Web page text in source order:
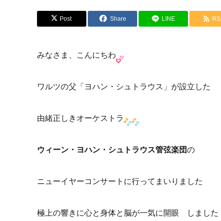
Post Share LINE
みなさま、こんにちわ
ワルツの父「ヨハン・シュトラウス」が設立した
由緒正しきオーケストラ
ウィーン・ヨハン・シュトラウス管弦楽団の
ニューイヤーコンサートに行ってまいりました
極上の響きに心と身体と脳が一気に開眼 しました